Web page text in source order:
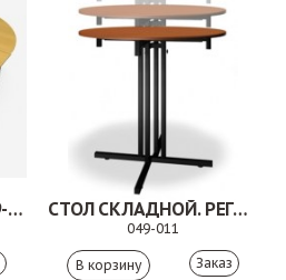
СКЛАДНОЙ СТОЛ. 049-012 СТОЛ СКЛАДНОЙ. РЕГУЛИРУЕМАЯ ВЫСОТА. 049-011
049-011
Заказ